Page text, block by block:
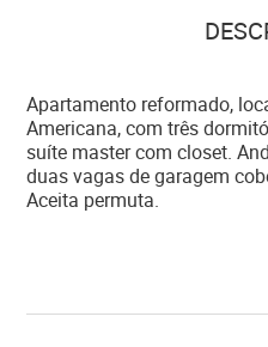
Apartamento reformado,
Americana, com três
suíte master com closet.
duas vagas de garagem
Aceita permuta.